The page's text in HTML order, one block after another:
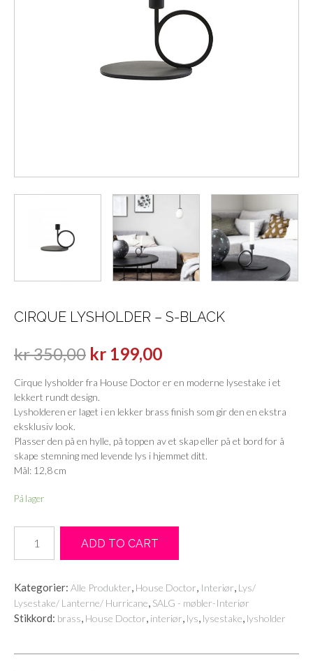
CIRQUE LYSHOLDER – S-BLACK
kr350,00 kr 199,00
Cirque lysholder fra House Doctor er en moderne lysestake i et
lekkert rundt design.
Lysholderen er laget i en lekker brass finish som gir den en ekstra
eksklusiv look.
Plasser den på en hylle, på toppen av et skap eller på et bord for å
skape stemning med levende lys i hjemmet ditt.
Mål: 12,8 cm
På lager
lysholder
-
black
antall
ADD TO CART
Kategorier: Alle Produkter, House Doctor, Interiør, Lys/
Lysestake/ Lanterne/ Hurricane, SALG - møbler-Interiør
Stikkord: brass, House Doctor, interiør, lys, lysestake, lysholder